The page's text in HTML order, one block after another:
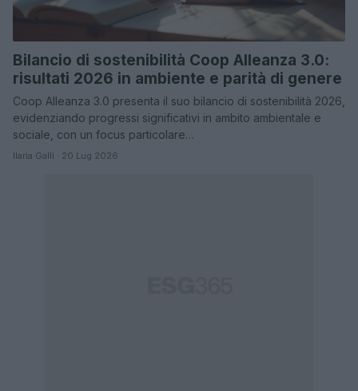
Bilancio di sostenibilità Coop Alleanza 3.0:
risultati 2026 in ambiente e parità di genere
Coop Alleanza 3.0 presenta il suo bilancio di sostenibilità 2026,
evidenziando progressi significativi in ambito ambientale e
sociale, con un focus particolare…
Ilaria Galli · 20 Lug 2026